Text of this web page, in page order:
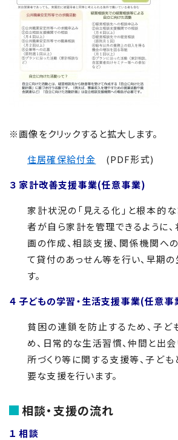
※画像をクリックすると拡大します。
住居確保給付金 (PDF形式)
３ 家計改善支援事業(任意事業)
家計状況の「見える化」と根本的
者が自ら家計を管理できるように
画の作成、相談支援、関係機関へ
て貸付のあっせん等を行い、早期
す。
４ 子どもの学習・生活支援事業(任意事
貧困の連鎖を防止するため、子
め、日常的な生活習慣、仲間と出
所づくり等に関する支援等、子ど
要な支援を行います。
相談・支援の流れ
１ 相談